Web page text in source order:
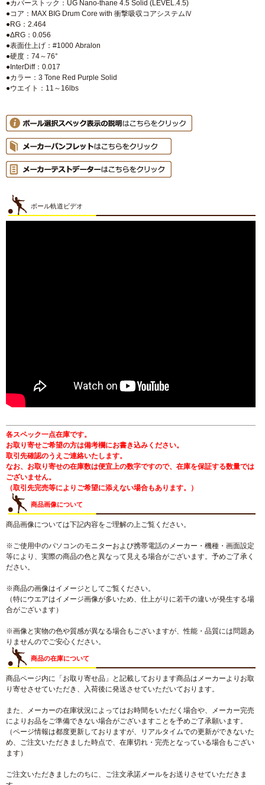
●カバーストック：UG Nano-thane 4.5 Solid (LEVEL.4.5)
●コア：MAX BIG Drum Core with 衝撃吸収コアシステムⅣ
●RG：2.464
●ΔRG：0.056
●表面仕上げ：#1000 Abralon
●硬度：74～76°
●InterDiff：0.017
●カラー：3 Tone Red Purple Solid
●ウエイト：11～16lbs
ボール軌道ビデオ
各スペック一点在庫です。
お取り寄せご希望の方は備考欄にお書き込みください。
取引先確認のうえご連絡いたします。
なお、お取り寄せの在庫数は便宜上の数字ですので、在庫を保証する数量では
ございません。
（取引先完売等によりご希望に添えない場合もあります。）
商品画像について
商品画像については下記内容をご理解の上ご覧ください。
※ご使用中のパソコンのモニターおよび携帯電話のメーカー・機種・画面設定
等により、実際の商品の色と異なって見える場合がございます。予めご了承く
ださい。
※商品の画像はイメージとしてご覧ください。
（特にウエアはイメージ画像が多いため、仕上がりに若干の違いが発生する場
合がございます）
※画像と実物の色や質感が異なる場合もございますが、性能・品質には問題あ
りませんのでご安心ください。
商品の在庫について
商品ページ内に「お取り寄せ品」と記載しております商品はメーカーよりお取
り寄せさせていただき、入荷後に発送させていただいております。
また、メーカーの在庫状況によってはお時間をいただく場合や、メーカー完売
によりお品をご準備できない場合がございますことを予めご了承願います。
（ページ情報は都度更新しておりますが、リアルタイムでの更新ができないた
め、ご注文いただきました時点で、在庫切れ・完売となっている場合もござい
ます）
ご注文いただきましたのちに、ご注文承諾メールをお送りさせていただきま